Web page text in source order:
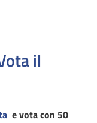
il
e vota con 50